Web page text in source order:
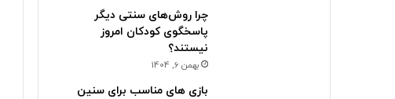
چرا روش‌های سنتی دیگر
پاسخگوی کودکان امروز
نیستند؟
بهمن 6, 1404
بازی های مناسب برای سنین